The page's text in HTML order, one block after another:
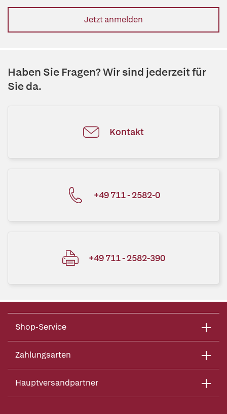
Jetzt anmelden
Haben Sie Fragen? Wir sind jederzeit für
Sie da.
Kontakt
+49 711 - 2582-0
+49 711 - 2582-390
Shop-Service
Zahlungsarten
Hauptversandpartner